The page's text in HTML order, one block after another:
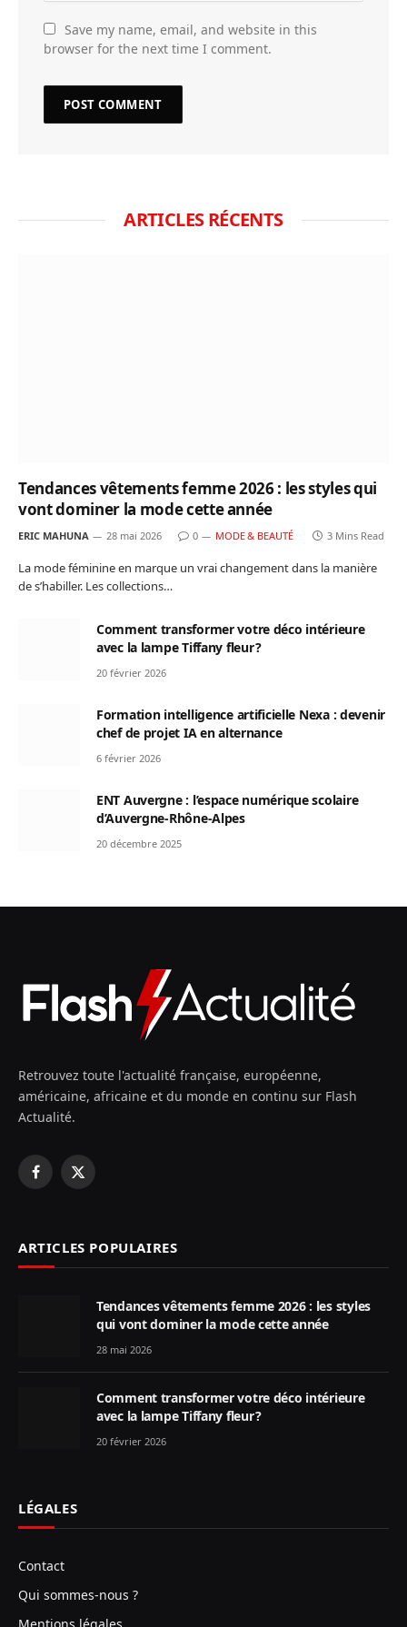
Save my name, email, and website in this
browser for the next time I comment.
ARTICLES RÉCENTS
Tendances vêtements femme 2026 : les styles qui
vont dominer la mode cette année
ERIC MAHUNA 28 mai 2026 0 MODE & BEAUTÉ 3 Mins Read
La mode féminine en marque un vrai changement dans la manière
de s’habiller. Les collections…
Comment transformer votre déco intérieure
avec la lampe Tiffany fleur ?
20 février 2026
Formation intelligence artificielle Nexa : devenir
chef de projet IA en alternance
6 février 2026
ENT Auvergne : l’espace numérique scolaire
d’Auvergne-Rhône-Alpes
20 décembre 2025
Retrouvez toute l'actualité française, européenne,
américaine, africaine et du monde en continu sur Flash
Actualité.
Facebook
X
ARTICLES POPULAIRES
Tendances vêtements femme 2026 : les styles
qui vont dominer la mode cette année
28 mai 2026
Comment transformer votre déco intérieure
avec la lampe Tiffany fleur ?
20 février 2026
LÉGALES
Contact
Qui sommes-nous ?